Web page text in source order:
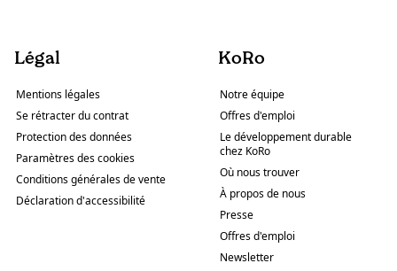
Légal
Mentions légales
Se rétracter du contrat
Protection des données
Paramètres des cookies
Conditions générales de vente
Déclaration d'accessibilité
KoRo
Notre équipe
Offres d'emploi
Le développement durable
chez KoRo
Où nous trouver
À propos de nous
Presse
Offres d'emploi
Newsletter